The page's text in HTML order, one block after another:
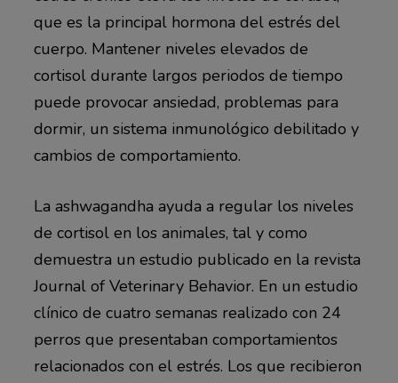
que es la principal hormona del estrés del
cuerpo. Mantener niveles elevados de
cortisol durante largos periodos de tiempo
puede provocar ansiedad, problemas para
dormir, un sistema inmunológico debilitado y
cambios de comportamiento.
La ashwagandha ayuda a regular los niveles
de cortisol en los animales, tal y como
demuestra un estudio publicado en la revista
Journal of Veterinary Behavior. En un estudio
clínico de cuatro semanas realizado con 24
perros que presentaban comportamientos
relacionados con el estrés. Los que recibieron